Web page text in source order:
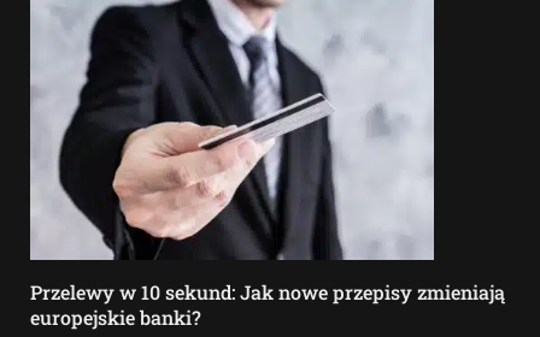
Przelewy w 10 sekund: Jak nowe przepisy zmieniają
europejskie banki?